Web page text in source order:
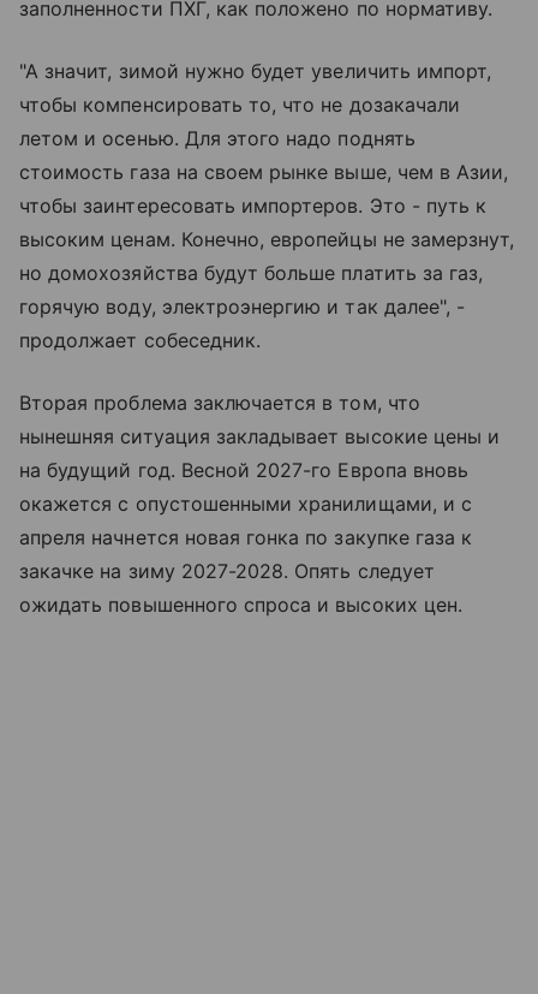
заполненности ПХГ, как положено по нормативу.
"А значит, зимой нужно будет увеличить импорт,
чтобы компенсировать то, что не дозакачали
летом и осенью. Для этого надо поднять
стоимость газа на своем рынке выше, чем в Азии,
чтобы заинтересовать импортеров. Это - путь к
высоким ценам. Конечно, европейцы не замерзнут,
но домохозяйства будут больше платить за газ,
горячую воду, электроэнергию и так далее", -
продолжает собеседник.
Вторая проблема заключается в том, что
нынешняя ситуация закладывает высокие цены и
на будущий год. Весной 2027-го Европа вновь
окажется с опустошенными хранилищами, и с
апреля начнется новая гонка по закупке газа к
закачке на зиму 2027-2028. Опять следует
ожидать повышенного спроса и высоких цен.